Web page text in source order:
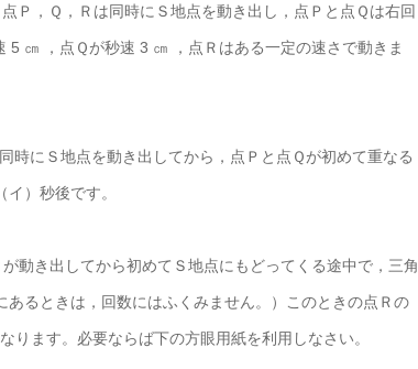
Ｐ，Ｑ，Ｒは同時にＳ地点を動き出し，点Ｐと点Ｑは右回
㎝ ，点Ｑが秒速 3 ㎝ ，点Ｒはある一定の速さで動きま
にＳ地点を動き出してから，点Ｐと点Ｑが初めて重なる
）秒後です。
動き出してから初めてＳ地点にもどってくる途中で，三角
るときは，回数にはふくみません。）このときの点Ｒの
ます。必要ならば下の方眼用紙を利用しなさい。